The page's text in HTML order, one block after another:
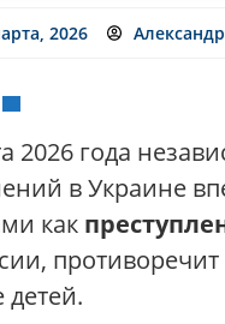
2026
2026 года
в Украине
как
детей.